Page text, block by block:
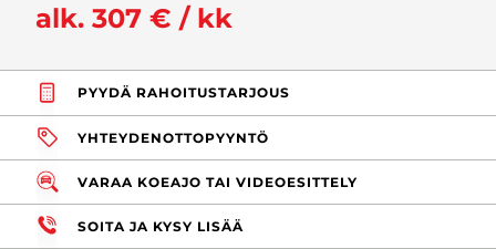
alk. 307 € / kk
PYYDÄ RAHOITUSTARJOUS
YHTEYDENOTTOPYYNTÖ
VARAA KOEAJO TAI VIDEOESITTELY
SOITA JA KYSY LISÄÄ